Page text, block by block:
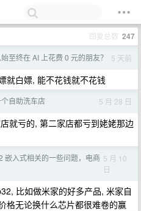
回复总数 247
至终在 AI 上花费 0 元的朋友？ 5 天前
就白嫖, 能不花钱就不花钱
自助洗车店 5 月 28 日
就亏的, 第二家店都亏到姥姥那边
嵌入式相关的一些问题，电商 5 月 10
日
比如做米家的好多产品, 米家自
格无论换什么芯片都很难卷的赢